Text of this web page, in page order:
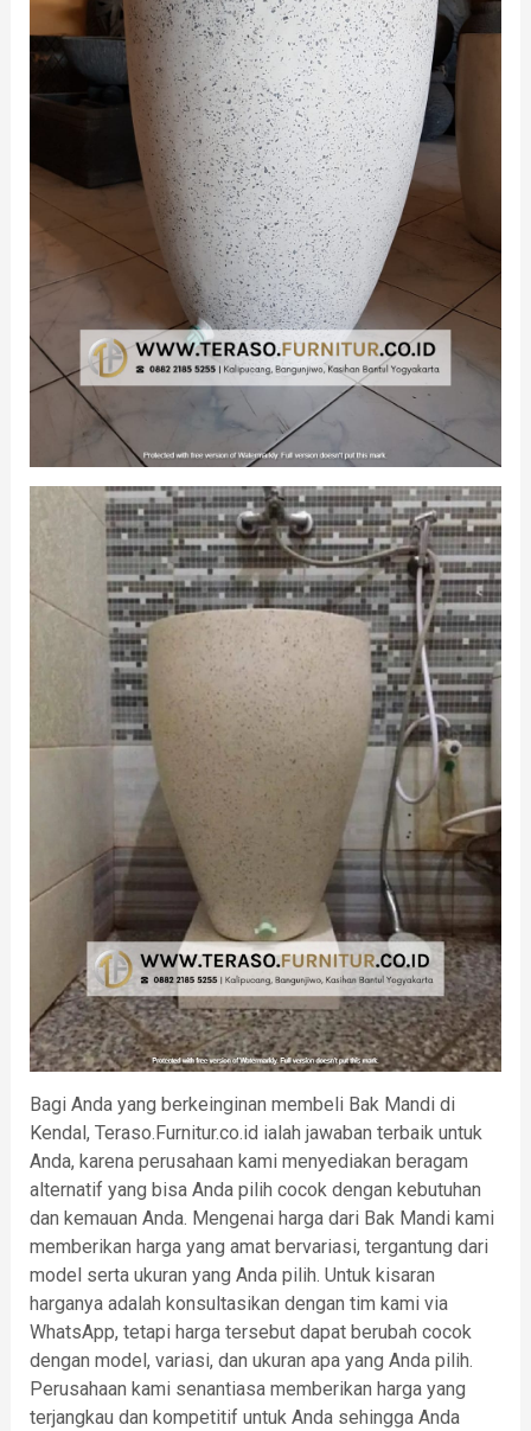
Bagi Anda yang berkeinginan membeli Bak Mandi di
Kendal, Teraso.Furnitur.co.id ialah jawaban terbaik untuk
Anda, karena perusahaan kami menyediakan beragam
alternatif yang bisa Anda pilih cocok dengan kebutuhan
dan kemauan Anda. Mengenai harga dari Bak Mandi kami
memberikan harga yang amat bervariasi, tergantung dari
model serta ukuran yang Anda pilih. Untuk kisaran
harganya adalah konsultasikan dengan tim kami via
WhatsApp, tetapi harga tersebut dapat berubah cocok
dengan model, variasi, dan ukuran apa yang Anda pilih.
Perusahaan kami senantiasa memberikan harga yang
terjangkau dan kompetitif untuk Anda sehingga Anda